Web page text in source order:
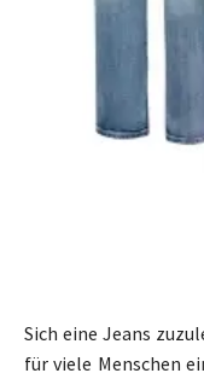
Sich eine Jeans
für viele Menschen